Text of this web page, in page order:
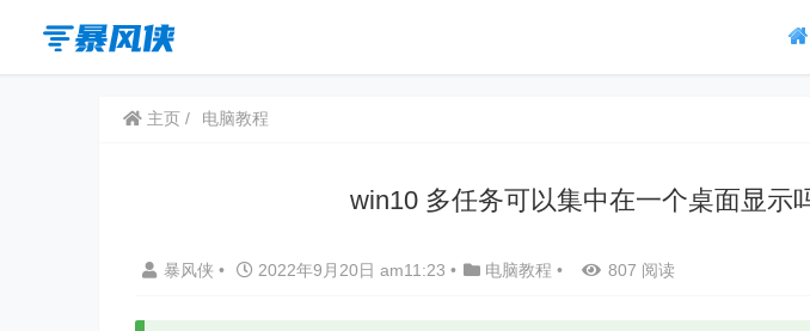
主页 电脑教程
win10 多任务可以集中在一个桌面显示
暴风侠 • 2022年9月20日 am11:23 • 电脑教程 • 807 阅读